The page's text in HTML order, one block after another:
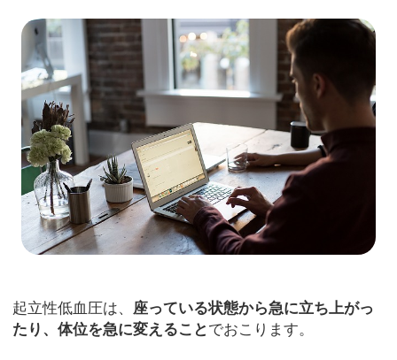
起立性低血圧は、 座っている状態から急に立ち上がっ
たり、体位を急に変えること でおこります。